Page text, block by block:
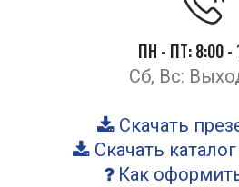
ПН - ПТ: 8:00 -
Сб, Вс:
Скачать
Скачать
Как